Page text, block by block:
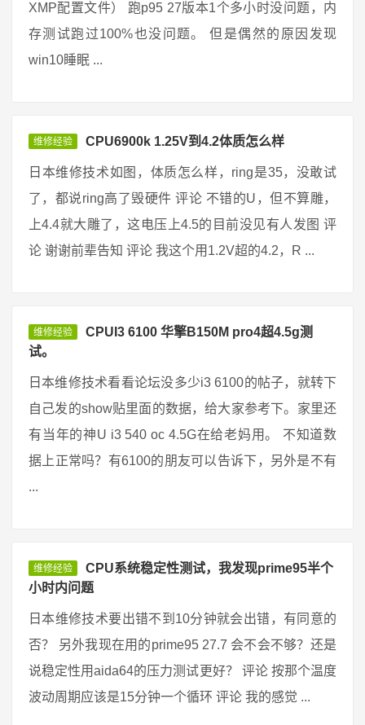
XMP配置文件） 跑p95 27版本1个多小时没问题，内
存测试跑过100%也没问题。 但是偶然的原因发现
win10睡眠 ...
维修经验 CPU6900k 1.25V到4.2体质怎么样
日本维修技术如图，体质怎么样，ring是35，没敢试
了，都说ring高了毁硬件 评论 不错的U，但不算雕，
上4.4就大雕了，这电压上4.5的目前没见有人发图 评
论 谢谢前辈告知 评论 我这个用1.2V超的4.2，R ...
维修经验
CPUI3 6100 华擎B150M pro4超4.5g测
试。
日本维修技术看看论坛没多少i3 6100的帖子，就转下
自己发的show贴里面的数据，给大家参考下。家里还
有当年的神U i3 540 oc 4.5G在给老妈用。 不知道数
据上正常吗？有6100的朋友可以告诉下，另外是不有
...
维修经验
CPU系统稳定性测试，我发现prime95半个
小时内问题
日本维修技术要出错不到10分钟就会出错，有同意的
否？ 另外我现在用的prime95 27.7 会不会不够？还是
说稳定性用aida64的压力测试更好？ 评论 按那个温度
波动周期应该是15分钟一个循环 评论 我的感觉 ...